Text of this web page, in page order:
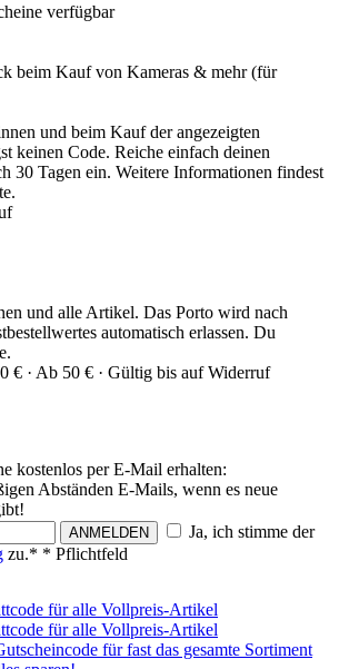
verfügbar
beim Kauf von Kameras & mehr (für
und beim Kauf der angezeigten
keinen Code. Reiche einfach deinen
30 Tagen ein. Weitere Informationen findest
und alle Artikel. Das Porto wird nach
automatisch erlassen. Du
€ · Ab 50 € · Gültig bis auf Widerruf
kostenlos per E-Mail erhalten:
Abständen E-Mails, wenn es neue
ANMELDEN
Ja, ich stimme der
zu.* * Pflichtfeld